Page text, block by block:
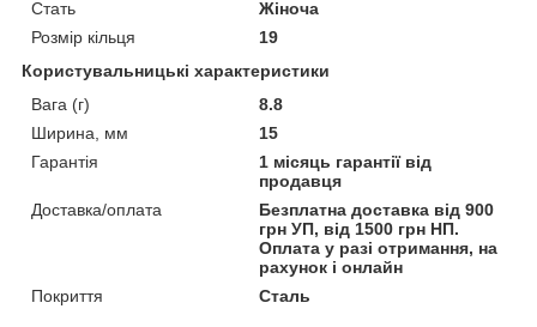
Стать
Жіноча
Розмір кільця
19
Користувальницькі характеристики
Вага (г)
8.8
Ширина, мм
15
Гарантія
1 місяць гарантії від
продавця
Доставка/оплата
Безплатна доставка від 900
грн УП, від 1500 грн НП.
Оплата у разі отримання, на
рахунок і онлайн
Покриття
Сталь